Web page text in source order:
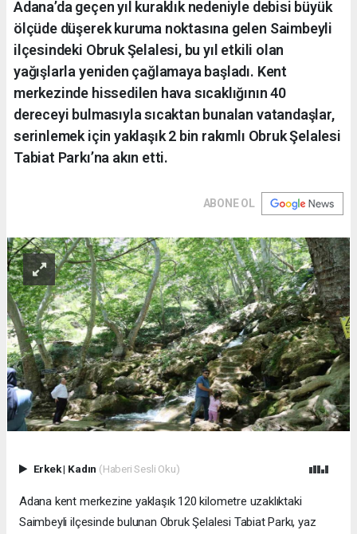
Adana’da geçen yıl kuraklık nedeniyle debisi büyük
ölçüde düşerek kuruma noktasına gelen Saimbeyli
ilçesindeki Obruk Şelalesi, bu yıl etkili olan
yağışlarla yeniden çağlamaya başladı. Kent
merkezinde hissedilen hava sıcaklığının 40
dereceyi bulmasıyla sıcaktan bunalan vatandaşlar,
serinlemek için yaklaşık 2 bin rakımlı Obruk Şelalesi
Tabiat Parkı’na akın etti.
ABONE OL
Erkek| Kadın (Haberi Sesli Oku)
Adana kent merkezine yaklaşık 120 kilometre uzaklıktaki
Saimbeyli ilçesinde bulunan Obruk Şelalesi Tabiat Parkı, yaz